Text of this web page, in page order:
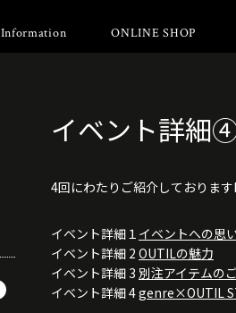
Information ONLINE SHOP
イベント詳細
4回にわたりご紹介しております
イベント詳細１ イベントへの思
イベント詳細 2 OUTILの魅力
イベント詳細 3 別注アイテムの
イベント詳細 4genre×OUTIL